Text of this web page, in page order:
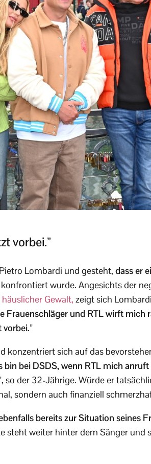
vorbei.”
Lombardi und gesteht, dass er
wurde. Angesichts der
Gewalt, zeigt sich
Frauenschläger und RTL wirft mich
konzentriert sich auf das
bin bei DSDS, wenn RTL mich
, so der 32-Jährige. Würde er
sondern auch finanziell
bereits zur Situation seines
steht weiter hinter dem Sänger und